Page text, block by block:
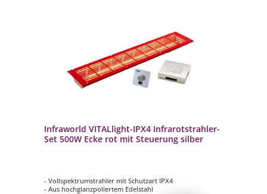
Infraworld VITALlight-IPX4 Infrarotstrahler-
Set 500W Ecke rot mit Steuerung silber
- Vollspektrumstrahler mit Schutzart IPX4
- Aus hochglanzpoliertem Edelstahl